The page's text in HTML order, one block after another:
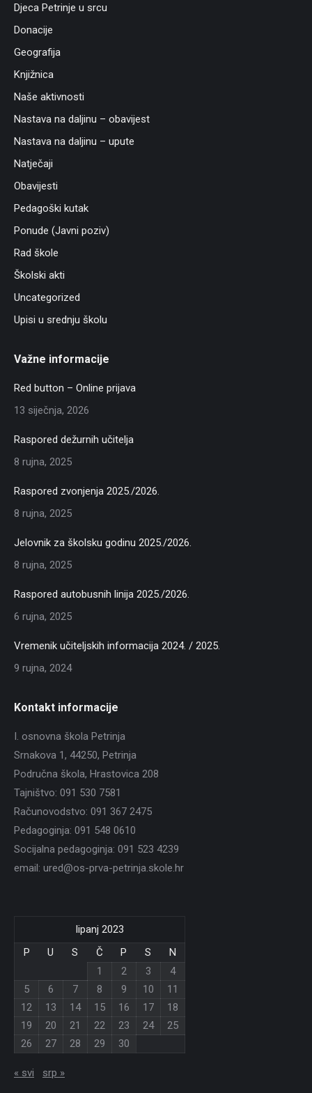
Djeca Petrinje u srcu
Donacije
Geografija
Knjižnica
Naše aktivnosti
Nastava na daljinu – obavijest
Nastava na daljinu – upute
Natječaji
Obavijesti
Pedagoški kutak
Ponude (Javni poziv)
Rad škole
Školski akti
Uncategorized
Upisi u srednju školu
Važne informacije
Red button – Online prijava
13 siječnja, 2026
Raspored dežurnih učitelja
8 rujna, 2025
Raspored zvonjenja 2025./2026.
8 rujna, 2025
Jelovnik za školsku godinu 2025./2026.
8 rujna, 2025
Raspored autobusnih linija 2025./2026.
6 rujna, 2025
Vremenik učiteljskih informacija 2024. / 2025.
9 rujna, 2024
Kontakt informacije
I. osnovna škola Petrinja
Srnakova 1, 44250, Petrinja
Područna škola, Hrastovica 208
Tajništvo: 091 530 7581
Računovodstvo: 091 367 2475
Pedagoginja: 091 548 0610
Socijalna pedagoginja: 091 523 4239
email: ured@os-prva-petrinja.skole.hr
lipanj 2023
P
U S Č P S
N
1
2 3
4
5
6 7 8 9 10
11
12
13 14 15 16 17
18
19
20 21 22 23 24
25
26
27 28 29 30
« svi srp »